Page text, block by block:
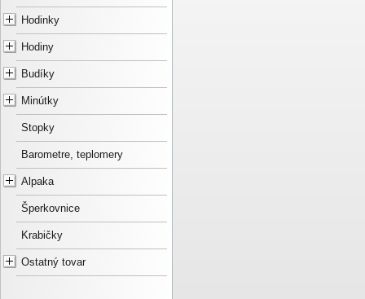
Hodinky
Hodiny
Budíky
Minútky
Stopky
Barometre, teplomery
Alpaka
Šperkovnice
Krabičky
Ostatný tovar